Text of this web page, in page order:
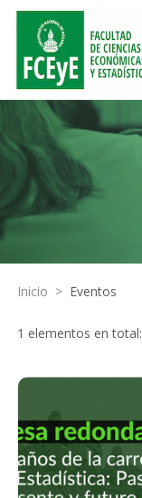
Inicio > Eventos
1 elementos en total: